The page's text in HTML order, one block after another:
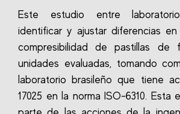
Este estudio entre
identificar y ajustar diferencias
compresibilidad de pastillas de
unidades evaluadas, tomando
laboratorio brasileño que tiene
17025 en la norma ISO-6310. Esta